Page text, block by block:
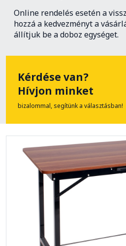
Online rendelés esetén a
hozzá a kedvezményt a
állítjuk be a doboz egységet.
Kérdése van?
Hívjon minket
bizalommal, segítünk a választásban!